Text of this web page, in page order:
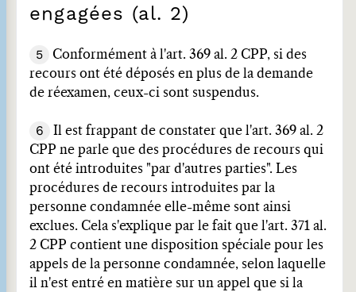
engagées (al. 2)
5
Conformément à l'art. 369 al. 2 CPP, si des
recours ont été déposés en plus de la demande
de réexamen, ceux-ci sont suspendus.
6
Il est frappant de constater que l'art. 369 al. 2
CPP ne parle que des procédures de recours qui
ont été introduites "par d'autres parties". Les
procédures de recours introduites par la
personne condamnée elle-même sont ainsi
exclues. Cela s'explique par le fait que l'art. 371 al.
2 CPP contient une disposition spéciale pour les
appels de la personne condamnée, selon laquelle
il n'est entré en matière sur un appel que si la